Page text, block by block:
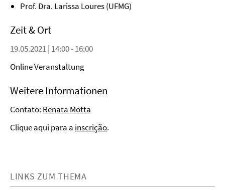
Prof. Dra. Larissa Loures (UFMG)
Zeit & Ort
19.05.2021 | 14:00 - 16:00
Online Veranstaltung
Weitere Informationen
Contato: Renata Motta
Clique aqui para a inscrição.
LINKS ZUM THEMA